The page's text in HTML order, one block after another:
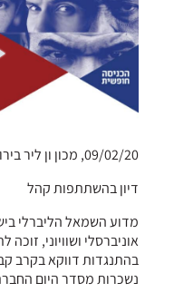
09/02/20, מכון ון ליר בירושלים
דיון בהשתתפות קהל
מדוע השמאל הליברלי
אוניברסלי ושוויוני,
בהתנגדות דווקא בקרב
נשכרות מסדר היום